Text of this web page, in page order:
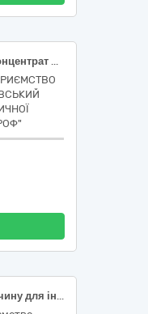
Норадреналін (Norepinephrine), концентрат для розчину для інфузій, 2 мг/мл по 4 мл. Код ДК 021:2015 33600000-6 Фармацевтична продукція.
Калію хлорид концентрат для розчину для інфузій, 75 мг/мл по 10 мл; Левофлоксацин розчин для інфузій, 5 мг/мл, 100 мл; Метронідазол, розчин для інфузій, 5 мг/мл по 100 мл; Електроліти в комбінації з Сорбітолом 60 мг/1мл розчин для інфузій по 200 мл; Рінгера розчин для інфузій по 200 мл; Транексамова кислота розчин для ін'єкцій, 100 мг/мл по 5 мл; Ципрофлоксацин розчин для інфузій, 2 мг/мл по 100 мл; Натрію хлорид, розчин для інфузій, 9 мг/мл 100 мл